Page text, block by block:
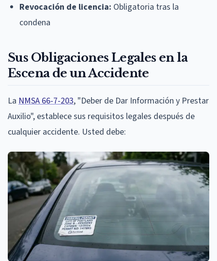
Revocación de licencia: Obligatoria tras la
condena
Sus Obligaciones Legales en la
Escena de un Accidente
La NMSA 66-7-203, "Deber de Dar Información y Prestar
Auxilio", establece sus requisitos legales después de
cualquier accidente. Usted debe: